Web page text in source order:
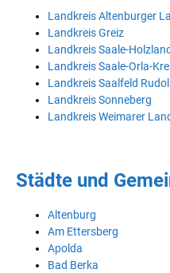
Landkreis Altenburger
Landkreis Greiz
Landkreis Saale-
Landkreis Saale-Orla-
Landkreis Saalfeld
Landkreis Sonneberg
Landkreis Weimarer
Städte und
Altenburg
Am Ettersberg
Apolda
Bad Berka